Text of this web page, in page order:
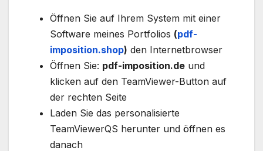
Öffnen Sie auf Ihrem System mit einer
Software meines Portfolios (pdf-
imposition.shop) den Internetbrowser
Öffnen Sie: pdf-imposition.de und
klicken auf den TeamViewer-Button auf
der rechten Seite
Laden Sie das personalisierte
TeamViewerQS herunter und öffnen es
danach